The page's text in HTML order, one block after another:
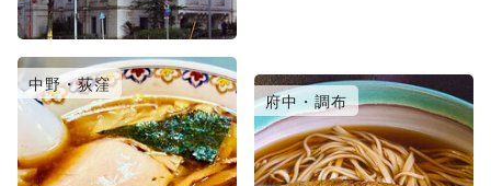
中野・荻窪
日暮里・北千住
府中・調布